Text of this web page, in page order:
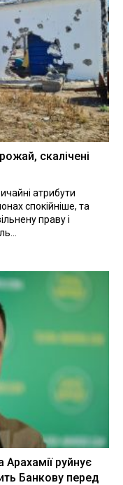
скалічені
атрибути
спокійніше, та
праву і
Арахамії руйнує
Банкову перед